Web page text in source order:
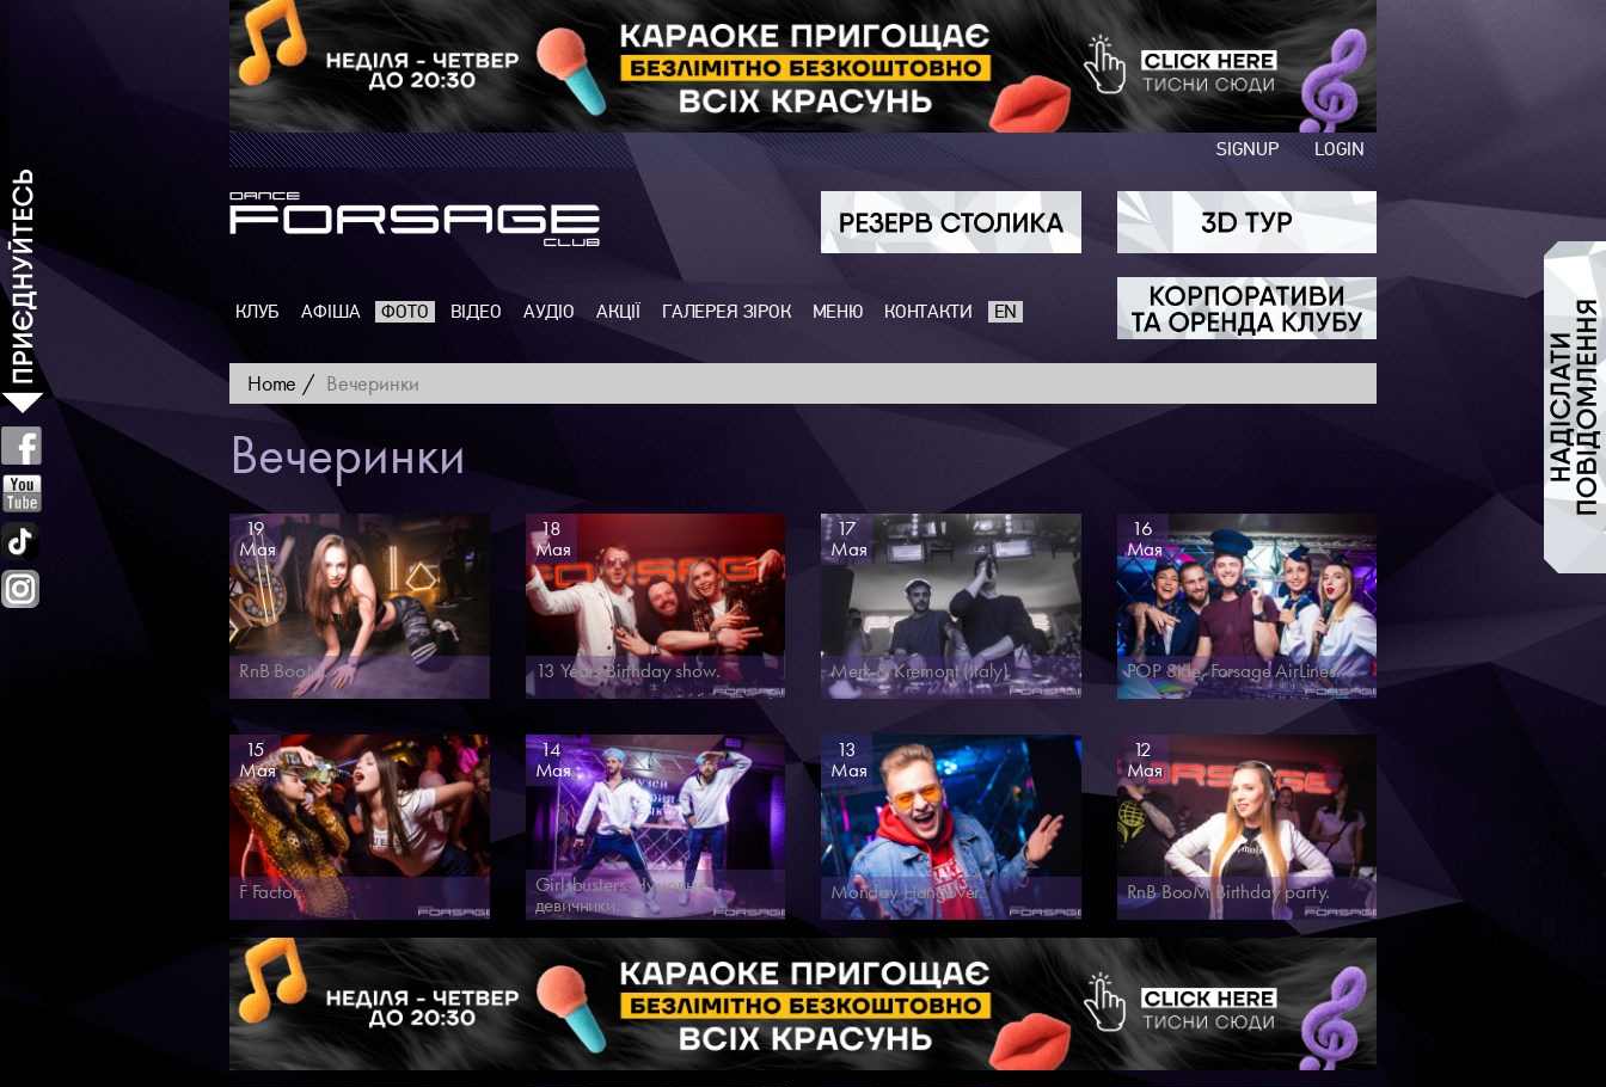
SIGNUP LOGIN
КЛУБ АФІША ФОТО ВІДЕО АУДІО АКЦІЇ ГАЛЕРЕЯ ЗІРОК МЕНЮ КОНТАКТИ EN
Home Вечеринки
Вечеринки
19
Мая
RnB BooM.
18
Мая
13 Years Birthday show.
17
Мая
Merk & Kremont (Italy)
16
Мая
POP Side. Forsage AirLines.
15
Мая
F Factor.
14
Мая
Girlsbusters. Чумовые
девичники.
13
Мая
Monday Hangover.
12
Мая
RnB BooM Birthday party.